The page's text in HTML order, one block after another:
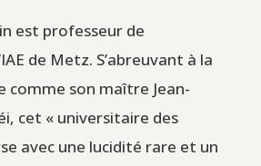
est professeur de
de Metz. S’abreuvant à la
comme son maître Jean-
cet « universitaire des
avec une lucidité rare et un